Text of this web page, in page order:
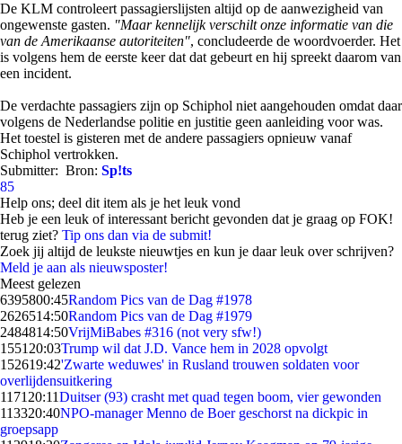
De KLM controleert passagierslijsten altijd op de aanwezigheid van
ongewenste gasten. "Maar kennelijk verschilt onze informatie van die
van de Amerikaanse autoriteiten", concludeerde de woordvoerder. Het
is volgens hem de eerste keer dat dat gebeurt en hij spreekt daarom van
een incident.
De verdachte passagiers zijn op Schiphol niet aangehouden omdat daar
volgens de Nederlandse politie en justitie geen aanleiding voor was.
Het toestel is gisteren met de andere passagiers opnieuw vanaf
Schiphol vertrokken.
Submitter: Bron: Sp!ts
85
Help ons; deel dit item als je het leuk vond
Heb je een leuk of interessant bericht gevonden dat je graag op FOK!
terug ziet? Tip ons dan via de submit!
Zoek jij altijd de leukste nieuwtjes en kun je daar leuk over schrijven?
Meld je aan als nieuwsposter!
Meest gelezen
6395800:45Random Pics van de Dag #1978
2626514:50Random Pics van de Dag #1979
2484814:50VrijMiBabes #316 (not very sfw!)
1551 20:03Trump wil dat J.D. Vance hem in 2028 opvolgt
152619:42'Zwarte weduwes' in Rusland trouwen soldaten voor
overlijdensuitkering
1171 20:11Duitser (93) crasht met quad tegen boom, vier gewonden
113320:40NPO-manager Menno de Boer geschorst na dickpic in
groepsapp